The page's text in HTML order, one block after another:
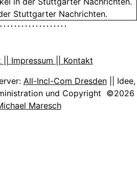
|| Impressum || Kontakt
All-Incl-Com Dresden|| Idee,
und Copyright ©2026
Maresch